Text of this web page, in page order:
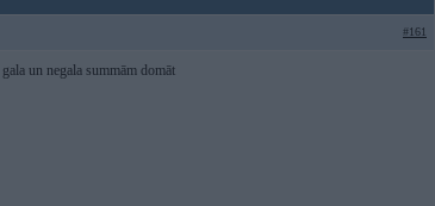
#161
un negala summām domāt